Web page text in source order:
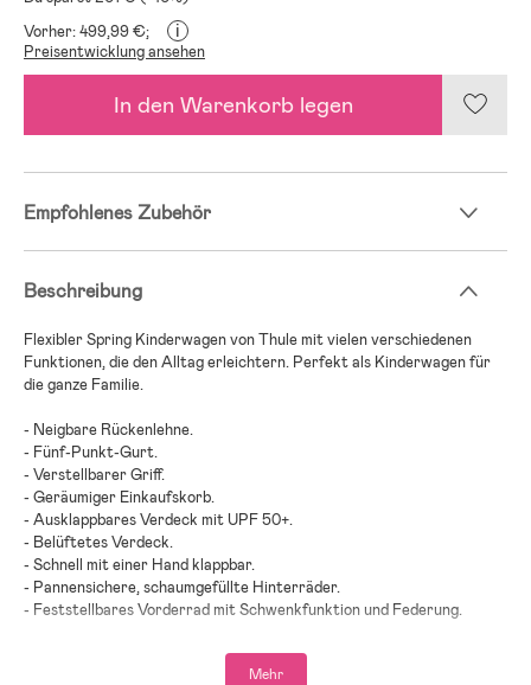
Vorher: 499,99 €;
i
Preisentwicklung ansehen
In den Warenkorb legen
Empfohlenes Zubehör
Beschreibung
Flexibler Spring Kinderwagen von Thule mit vielen verschiedenen
Funktionen, die den Alltag erleichtern. Perfekt als Kinderwagen für
die ganze Familie.
- Neigbare Rückenlehne.
- Fünf-Punkt-Gurt.
- Verstellbarer Griff.
- Geräumiger Einkaufskorb.
- Ausklappbares Verdeck mit UPF 50+.
- Belüftetes Verdeck.
- Schnell mit einer Hand klappbar.
- Pannensichere, schaumgefüllte Hinterräder.
- Feststellbares Vorderrad mit Schwenkfunktion und Federung.
Mehr